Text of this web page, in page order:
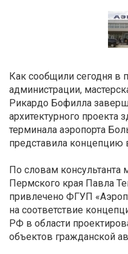
Как сообщили сегодня в
администрации,
Рикардо Бофилла
архитектурного проекта
терминала аэропорта
представила концепцию
По словам консультанта
Пермского края Павла
привлечено ФГУП
на соответствие
РФ в области
объектов гражданской